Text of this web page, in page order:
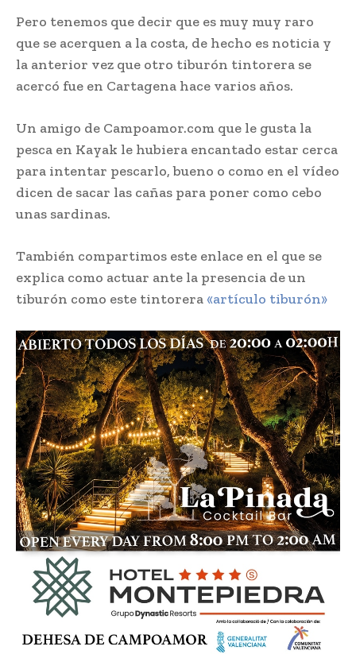
Pero tenemos que decir que es muy muy raro
que se acerquen a la costa, de hecho es noticia y
la anterior vez que otro tiburón tintorera se
acercó fue en Cartagena hace varios años.
Un amigo de Campoamor.com que le gusta la
pesca en Kayak le hubiera encantado estar cerca
para intentar pescarlo, bueno o como en el vídeo
dicen de sacar las cañas para poner como cebo
unas sardinas.
También compartimos este enlace en el que se
explica como actuar ante la presencia de un
tiburón como este tintorera«artículo tiburón»